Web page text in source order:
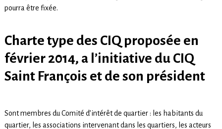
pourra être fixée.
Charte type des CIQ proposée en
février 2014, a l’initiative du CIQ
Saint François et de son président
Sont membres du Comité d’intérêt de quartier : les habitants du
quartier, les associations intervenant dans les quartiers, les acteurs